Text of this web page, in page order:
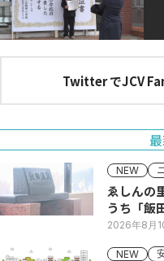
Twitter でJCV
NEW
ゑしんの
うち「飯
め
2026年8月
NEW